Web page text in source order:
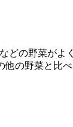
の野菜がよ
の野菜と比